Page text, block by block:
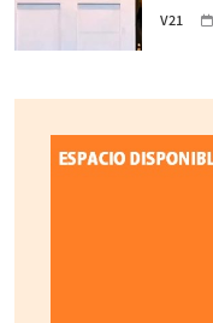
V21